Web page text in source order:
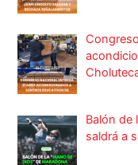
Balón de
saldrá a